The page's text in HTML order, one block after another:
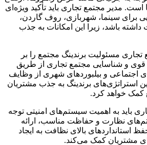
است. مدیر مجتمع تجاری باید تأکید ویژه‌ای
برای سینما، شهربازی، روف گاردن،
باشد، زیرا این امکانات به جذب
تجاری مسئولیت برندینگ مجتمع را بر
قوی و شناسایی مجتمع تجاری از طریق
اجتماعی و بیلبوردهای شهری از وظایف
استراتژی‌های برندینگ به جذب مشتریان
خواهد کرد.
باید به اهمیت سیستم‌های امنیتی توجه
نظارت و حفاظت مناسب، ارائه
استانداردهای بالای نظافت به ایجاد
مشتریان کمک می‌کند.